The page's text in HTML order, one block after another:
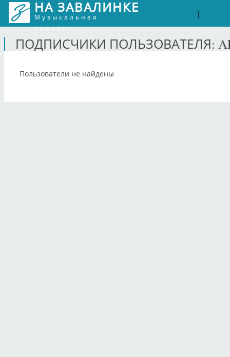
НА ЗАВАЛИНКЕ
Музыкальная
соцсеть
|
ПОДПИСЧИКИ ПОЛЬЗОВАТЕЛЯ:
Пользователи не найдены